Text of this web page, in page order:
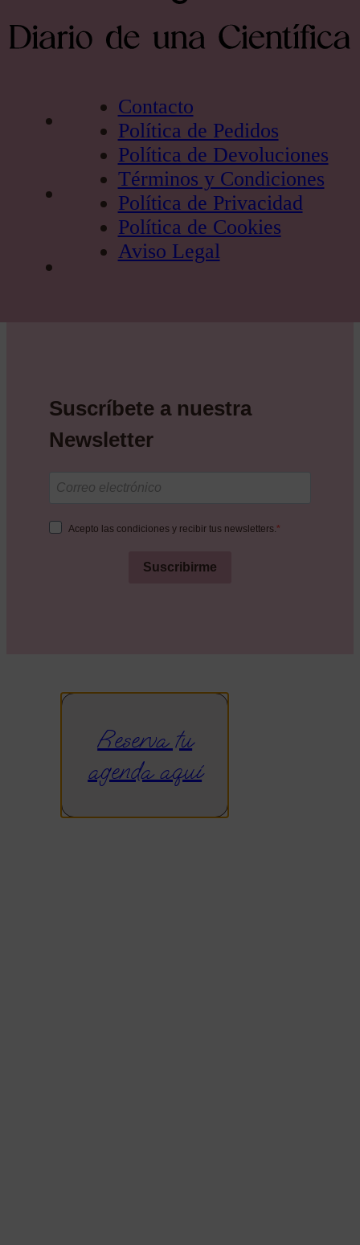
Contacto
Política de Pedidos
Política de Devoluciones
Términos y Condiciones
Política de Privacidad
Política de Cookies
Aviso Legal
Suscríbete a nuestra
Newsletter
Acepto las condiciones y recibir tus newsletters.
Suscribirme
Reserva tu
agenda aquí